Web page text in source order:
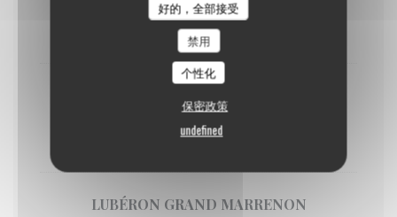
好的，全部接受
禁用
个性化
保密政策
undefined
Franc, Fruité
27,00 EUR
"Cuvée Maxime" / Maison Angelot / Vieilles Vignes, Ample et Fin
LUBÉRON GRAND MARRENON